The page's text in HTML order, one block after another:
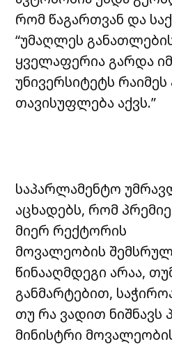
რომ წაგართვან და
“უმაღლეს
ყველაფერია გარდა
უნივერსიტეტს
თავისუფლება აქვს.”
საპარლამენტო
აცხადებს, რომ
მიერ რექტორის
მოვალეობის
წინააღმდეგი არაა,
განმარტებით,
თუ რა ვადით ნიშნავს
მინისტრი